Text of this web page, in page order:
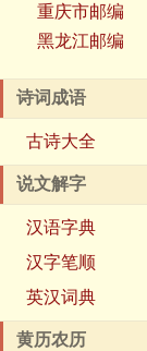
重庆市邮编
黑龙江邮编
诗词成语
古诗大全
说文解字
汉语字典
汉字笔顺
英汉词典
黄历农历